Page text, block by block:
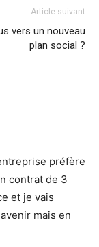
Article suivant
vers un nouveau
plan social ?
préfère
contrat de 3
et je vais
mais en